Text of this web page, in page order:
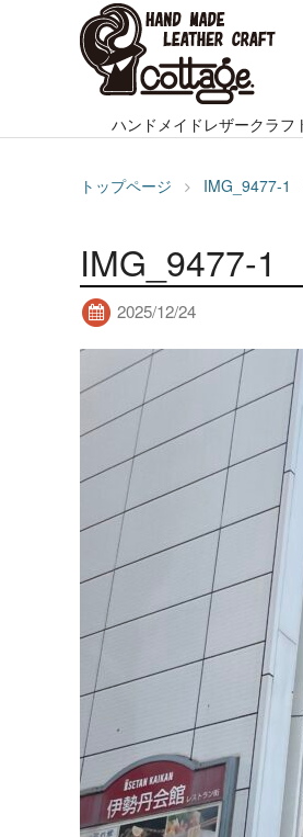
ハンドメイドレザークラフ
トップページ IMG_9477-1
IMG_9477-1
2025/12/24